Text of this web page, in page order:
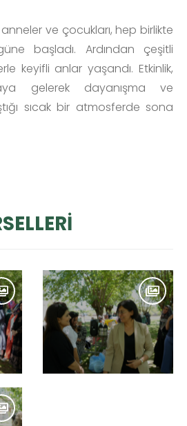
anneler ve çocukları, hep birlikte
başladı. Ardından çeşitli
keyifli anlar yaşandı. Etkinlik,
gelerek dayanışma ve
sıcak bir atmosferde sona